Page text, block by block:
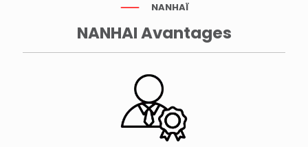
NANHAÏ
NANHAI Avantages